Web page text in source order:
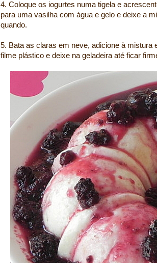
4. Coloque os iogurtes numa tigela e
para uma vasilha com água e gelo e deixe a
quando.
5. Bata as claras em neve, adicione à mistura
filme plástico e deixe na geladeira até ficar